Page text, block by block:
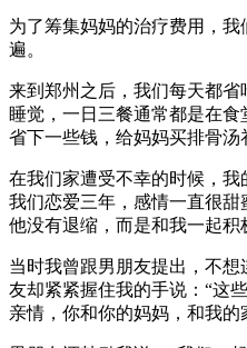
为了筹集妈妈的治疗费用，
遍。
来到郑州之后，我们每天都
睡觉，一日三餐通常都是在
省下一些钱，给妈妈买排骨汤
在我们家遭受不幸的时候，我
我们恋爱三年，感情一直很甜
他没有退缩，而是和我一起积
当时我曾跟男朋友提出，不
友却紧紧握住我的手说：“这
亲情，你和你的妈妈，和我的